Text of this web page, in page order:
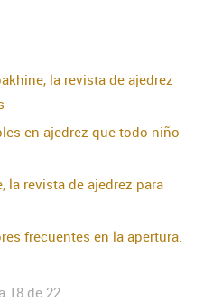
la revista de ajedrez
en ajedrez que todo niño
la revista de ajedrez para
frecuentes en la apertura.
18 de 22